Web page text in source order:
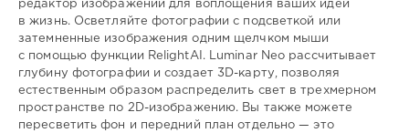
SamDel
0
творческий,
редактор
оптимизация
редактор изображений для воплощения ваших идей
в жизнь. Осветляйте фотографии с подсветкой или
затемненные изображения одним щелчком мыши
с помощью функции RelightAI. Luminar Neo рассчитывает
глубину фотографии и создает 3D-карту, позволяя
естественным образом распределить свет в трехмерном
пространстве по 2D-изображению. Вы также можете
пересветить фон и передний план отдельно — это